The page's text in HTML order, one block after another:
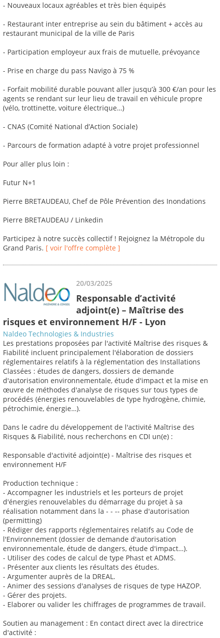
- Nouveaux locaux agréables et très bien équipés
- Restaurant inter entreprise au sein du bâtiment + accès au
restaurant municipal de la ville de Paris
- Participation employeur aux frais de mutuelle, prévoyance
- Prise en charge du pass Navigo à 75 %
- Forfait mobilité durable pouvant aller jusqu’à 300 €/an pour les
agents se rendant sur leur lieu de travail en véhicule propre
(vélo, trottinette, voiture électrique…)
- CNAS (Comité National d’Action Sociale)
- Parcours de formation adapté à votre projet professionnel
Pour aller plus loin :
Futur N+1
Pierre BRETAUDEAU, Chef de Pôle Prévention des Inondations
Pierre BRETAUDEAU / Linkedin
Participez à notre succès collectif ! Rejoignez la Métropole du
Grand Paris. [ voir l'offre complète ]
20/03/2025
Responsable d’activité
adjoint(e) – Maîtrise des
risques et environnement H/F - Lyon
Naldeo Technologies & Industries
Les prestations proposées par l'activité Maîtrise des risques &
Fiabilité incluent principalement l'élaboration de dossiers
réglementaires relatifs à la réglementation des Installations
Classées : études de dangers, dossiers de demande
d'autorisation environnementale, étude d'impact et la mise en
œuvre de méthodes d'analyse de risques sur tous types de
procédés (énergies renouvelables de type hydrogène, chimie,
pétrochimie, énergie…).
Dans le cadre du développement de l'activité Maîtrise des
Risques & Fiabilité, nous recherchons en CDI un(e) :
Responsable d'activité adjoint(e) - Maîtrise des risques et
environnement H/F
Production technique :
- Accompagner les industriels et les porteurs de projet
d'énergies renouvelables du démarrage du projet à sa
réalisation notamment dans la - - -- phase d'autorisation
(permitting)
- Rédiger des rapports réglementaires relatifs au Code de
l'Environnement (dossier de demande d'autorisation
environnementale, étude de dangers, étude d'impact…).
- Utiliser des codes de calcul de type Phast et ADMS.
- Présenter aux clients les résultats des études.
- Argumenter auprès de la DREAL.
- Animer des sessions d'analyses de risques de type HAZOP.
- Gérer des projets.
- Elaborer ou valider les chiffrages de programmes de travail.
Soutien au management : En contact direct avec la directrice
d'activité :